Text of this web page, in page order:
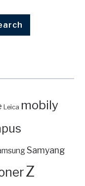
Leica mobily
Samyang
Z